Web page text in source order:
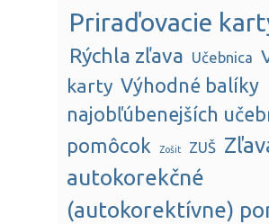
Priraďovacie
Rýchla zľava Učebnica
karty Výhodné balíky
najobľúbenejších
pomôcok
Zošit ZUŠ
autokorekčné
(autokorektívne)